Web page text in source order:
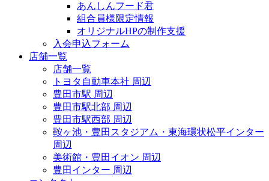
あんしんフード君
組合員様限定情報
オリジナルHPの制作支援
入会申込フォーム
店舗一覧
店舗一覧
トヨタ自動車本社 周辺
豊田市駅 周辺
豊田市駅北部 周辺
豊田市駅西部 周辺
鞍ヶ池・豊田スタジアム・東海環状松平インター
周辺
美術館・豊田イオン 周辺
豊田インター 周辺